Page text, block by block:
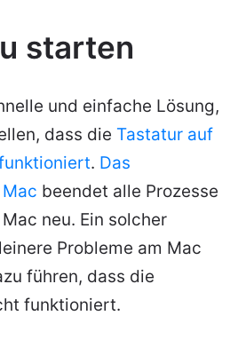
starten
und einfache Lösung,
dass die Tastatur auf
. Das
beendet alle Prozesse
neu. Ein solcher
Probleme am Mac
führen, dass die
funktioniert.